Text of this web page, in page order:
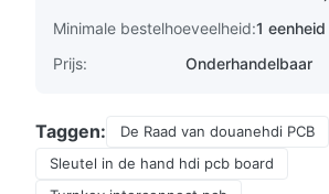
Minimale bestelhoeveelheid:1 eenheid
Prijs:
Onderhandelbaar
Taggen:
De Raad van douanehdi PCB
Sleutel in de hand hdi pcb board